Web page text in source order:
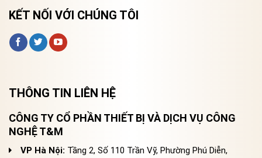
KẾT NỐI VỚI CHÚNG TÔI
THÔNG TIN LIÊN HỆ
CÔNG TY CỔ PHẦN THIẾT BỊ VÀ DỊCH VỤ CÔNG
NGHỆ T&M
VP Hà Nội: Tầng 2, Số 110 Trần Vỹ, Phường Phú Diễn,